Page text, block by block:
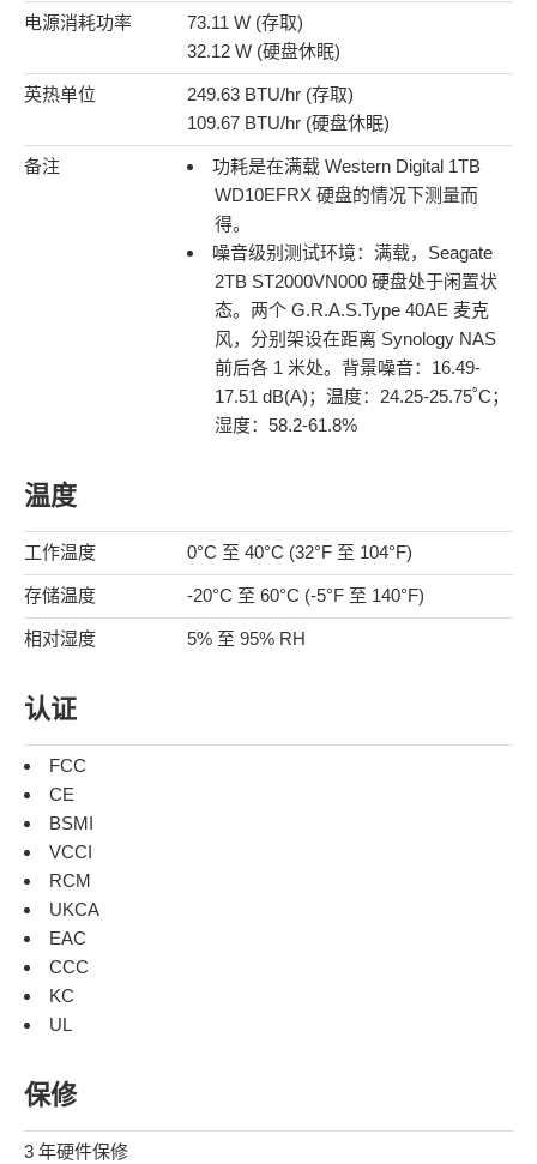
电源消耗功率
73.11 W (存取)
32.12 W (硬盘休眠)
英热单位
249.63 BTU/hr (存取)
109.67 BTU/hr (硬盘休眠)
备注
功耗是在满载 Western Digital 1TB
WD10EFRX 硬盘的情况下测量而
得。
噪音级别测试环境：满载，Seagate
2TB ST2000VN000 硬盘处于闲置状
态。两个 G.R.A.S.Type 40AE 麦克
风，分别架设在距离 Synology NAS
前后各 1 米处。背景噪音：16.49-
17.51 dB(A)；温度：24.25-25.75˚C；
湿度：58.2-61.8%
温度
工作温度 0°C 至 40°C (32°F 至 104°F)
存储温度 -20°C 至 60°C (-5°F 至 140°F)
相对湿度 5% 至 95% RH
认证
FCC
CE
BSMI
VCCI
RCM
UKCA
EAC
CCC
KC
UL
保修
3 年硬件保修